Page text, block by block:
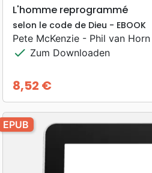
L'homme reprogrammé
selon le code de Dieu - EBOOK
Pete McKenzie - Phil van Horn
check Zum Downloaden
Preis
8,52 €
EPUB